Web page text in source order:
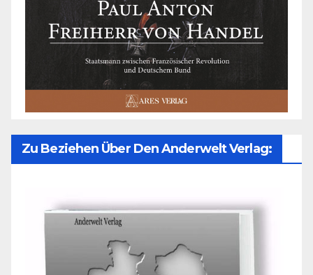
Zu Beziehen Über Den Anderwelt Verlag: